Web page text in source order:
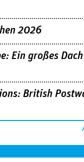
2026
Ein großes
British